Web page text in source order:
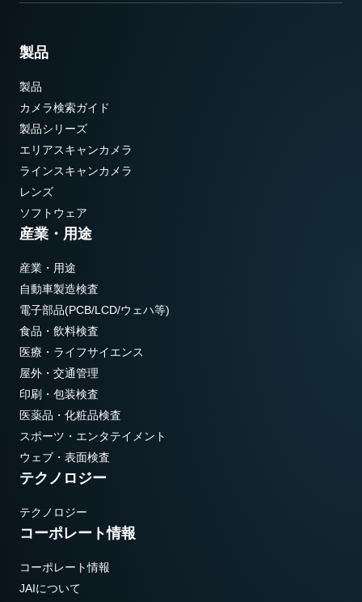
製品
製品
カメラ検索ガイド
製品シリーズ
エリアスキャンカメラ
ラインスキャンカメラ
レンズ
ソフトウェア
産業・用途
産業・用途
自動車製造検査
電子部品(PCB/LCD/ウェハ等)
食品・飲料検査
医療・ライフサイエンス
屋外・交通管理
印刷・包装検査
医薬品・化粧品検査
スポーツ・エンタテイメント
ウェブ・表面検査
テクノロジー
テクノロジー
コーポレート情報
コーポレート情報
JAIについて